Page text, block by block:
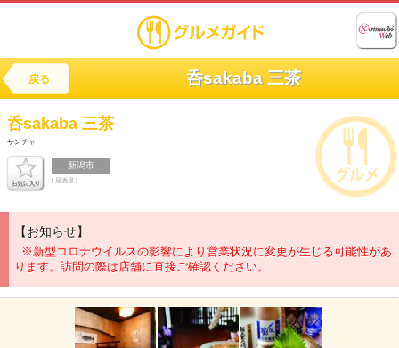
戻る 呑sakaba 三茶
呑sakaba 三茶
サンチャ
新潟市
[ 居酒屋 ]
【お知らせ】
※新型コロナウイルスの影響により営業状況に変更が生じる可能性があ
ります。訪問の際は店舗に直接ご確認ください。